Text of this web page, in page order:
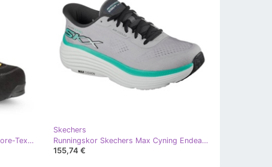
Aku Trekking Shoes Trekker L.3 Gore-Tex [977W491] grå
Skechers
Runningskor Skechers Max Cyning Endeavour - Exciton 220611 -Ltgy grå
155,74 €